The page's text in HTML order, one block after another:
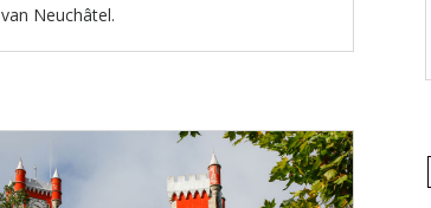
van Neuchâtel.